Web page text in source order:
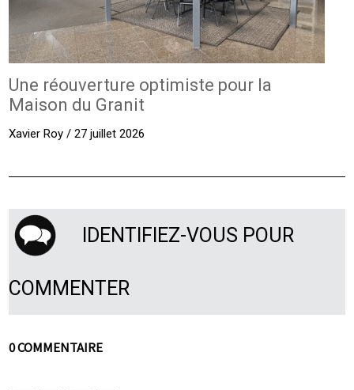
Une réouverture optimiste pour la
Maison du Granit
Xavier Roy / 27 juillet 2026
IDENTIFIEZ-VOUS POUR
COMMENTER
0 COMMENTAIRE